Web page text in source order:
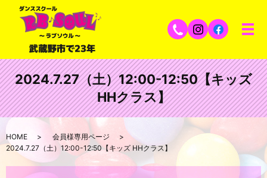
2024.7.27（土）12:00-12:50【キッズ
HHクラス】
HOME
会員様専用ページ
2024.7.27（土）12:00-12:50【キッズ HHクラス】